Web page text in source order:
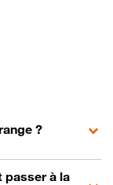
?
passer à la